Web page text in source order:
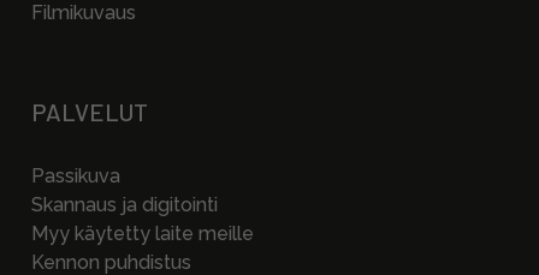
Filmikuvaus
PALVELUT
Passikuva
Skannaus ja digitointi
Myy käytetty laite meille
Kennon puhdistus